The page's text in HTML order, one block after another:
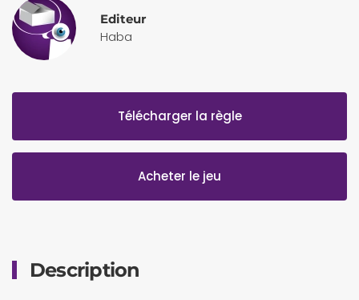
Editeur
Haba
Télécharger la règle
Acheter le jeu
Description